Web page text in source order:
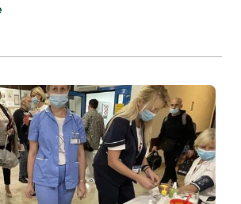
i donaciju didaktičkog